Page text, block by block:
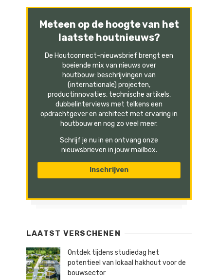
Meteen op de hoogte van het
laatste houtnieuws?
De Houtconnect-nieuwsbrief brengt een
boeiende mix van nieuws over
houtbouw: beschrijvingen van
(internationale) projecten,
productinnovaties, technische artikels,
dubbelinterviews met telkens een
opdrachtgever en architect met ervaring in
houtbouw en nog zo veel meer.
Schrijf je nu in en ontvang onze
nieuwsbrieven in jouw mailbox.
LAATST VERSCHENEN
Ontdek tijdens studiedag het
potentieel van lokaal hakhout voor de
bouwsector